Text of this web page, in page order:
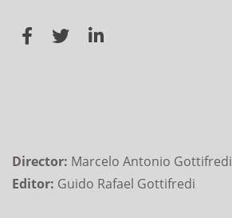
Director: Marcelo Antonio Gottifredi
Editor: Guido Rafael Gottifredi